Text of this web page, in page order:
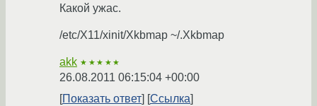
Какой ужас.
/etc/X11/xinit/Xkbmap ~/.Xkbmap
akk ★★★★★
26.08.2011 06:15:04 +00:00
Показать ответ
Ссылка